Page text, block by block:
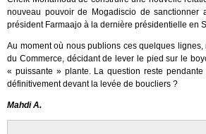
nouveau pouvoir de Mogadiscio de
président Farmaajo à la dernière présidentielle en
Au moment où nous publions ces quelques
du Commerce, décidant de lever le pied sur le
« puissante » plante. La question reste
définitivement devant la levée de boucliers ?
Mahdi A.